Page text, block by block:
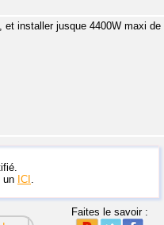
installer jusque 4400W maxi
un ICI .
Faites le savoir :